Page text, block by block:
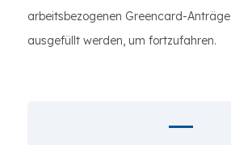
arbeitsbezogenen Greencard-
ausgefüllt werden, um fortzufahren.